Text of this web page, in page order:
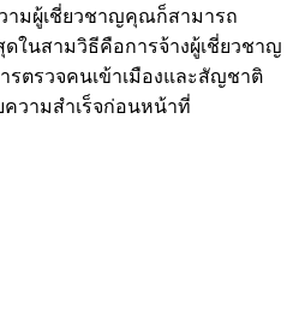
ามผู้เชี่ยวชาญคุณก็สามารถ
ในสามวิธีคือการจ้างผู้เชี่ยวชาญ
ตรวจคนเข้าเมืองและสัญชาติ
วามสำเร็จก่อนหน้าที่